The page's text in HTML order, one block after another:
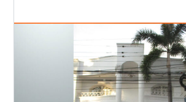
Password
Lost your password?